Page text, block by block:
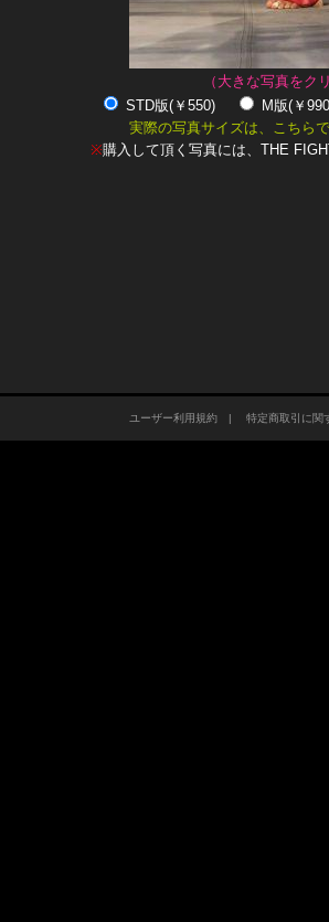
（大きな写真をク
STD版(￥550)
M版(￥
実際の写真サイズは、こちら
※購入して頂く写真には、THE
ユーザー利用規約| 特定商取引に関